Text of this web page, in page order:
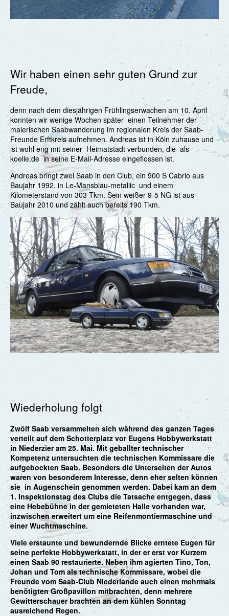
Wir haben einen sehr guten Grund zur
Freude,
denn nach dem diesjährigen Frühlingserwachen am 10. April
konnten wir wenige Wochen später einen Teilnehmer der
malerischen Saabwanderung im regionalen Kreis der Saab-
Freunde Erftkreis aufnehmen. Andreas ist in Köln zuhause und
ist wohl eng mit seiner Heimatstadt verbunden, die als
koelle.de in seine E-Mail-Adresse eingeflossen ist.
Andreas bringt zwei Saab in den Club, ein 900 S Cabrio aus
Baujahr 1992, in Le-Mansblau-metallic und einem
Kilometerstand von 303 Tkm. Sein weißer 9-5 NG ist aus
Baujahr 2010 und zählt auch bereits 190 Tkm.
Wiederholung folgt
Zwölf Saab versammelten sich während des ganzen Tages
verteilt auf dem Schotterplatz vor Eugens Hobbywerkstatt
in Niederzier am 25. Mai. Mit geballter technischer
Kompetenz untersuchten die technischen Kommissare die
aufgebockten Saab. Besonders die Unterseiten der Autos
waren von besonderem Interesse, denn eher selten können
sie in Augenschein genommen werden. Dabei kam an dem
1. Inspektionstag des Clubs die Tatsache entgegen, dass
eine Hebebühne in der gemieteten Halle vorhanden war,
inzwischen erweitert um eine Reifenmontiermaschine und
einer Wuchtmaschine.
Viele erstaunte und bewundernde Blicke erntete Eugen für
seine perfekte Hobbywerkstatt, in der er erst vor Kurzem
einen Saab 90 restaurierte. Neben ihm agierten Tino, Ton,
Johan und Tom als technische Kommissare, wobei die
Freunde vom Saab-Club Niederlande auch einen mehrmals
benötigten Großpavillon mitbrachten, denn mehrere
Gewitterschauer brachten an dem kühlen Sonntag
ausreichend Regen.